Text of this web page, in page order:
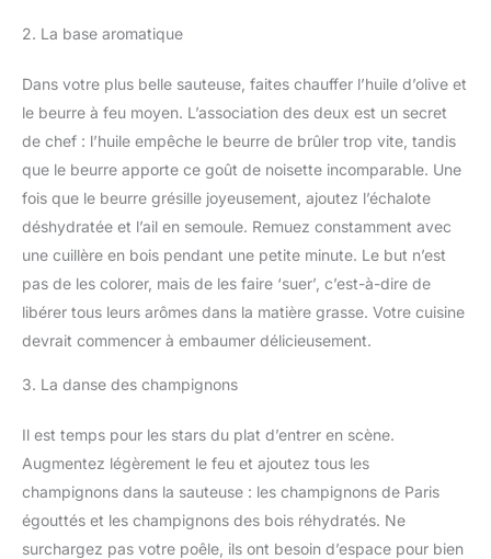
2. La base aromatique
Dans votre plus belle sauteuse, faites chauffer l’huile d’olive et
le beurre à feu moyen. L’association des deux est un secret
de chef : l’huile empêche le beurre de brûler trop vite, tandis
que le beurre apporte ce goût de noisette incomparable. Une
fois que le beurre grésille joyeusement, ajoutez l’échalote
déshydratée et l’ail en semoule. Remuez constamment avec
une cuillère en bois pendant une petite minute. Le but n’est
pas de les colorer, mais de les faire ‘suer’, c’est-à-dire de
libérer tous leurs arômes dans la matière grasse. Votre cuisine
devrait commencer à embaumer délicieusement.
3. La danse des champignons
Il est temps pour les stars du plat d’entrer en scène.
Augmentez légèrement le feu et ajoutez tous les
champignons dans la sauteuse : les champignons de Paris
égouttés et les champignons des bois réhydratés. Ne
surchargez pas votre poêle, ils ont besoin d’espace pour bien